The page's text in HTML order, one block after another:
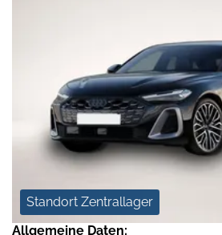
Standort Zentrallager
Allgemeine Daten: